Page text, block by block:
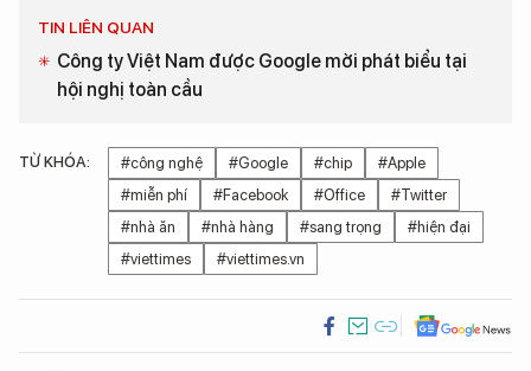
TIN LIÊN QUAN
Công ty Việt Nam được Google mời phát biểu tại
hội nghị toàn cầu
TỪ KHÓA: #công nghệ #Google #chip
#Apple
#miễn phí
#Facebook #Office
#Twitter
#nhà ăn
#nhà hàng #sang trọng
#hiện đại
#viettimes
#viettimes.vn